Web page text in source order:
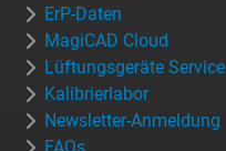
ErP-Daten
MagiCAD Cloud
Lüftungsgeräte Service
Kalibrierlabor
Newsletter-Anmeldung